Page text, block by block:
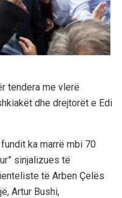
tendera me vlerë
dhe drejtorët e Edi
ka marrë mbi 70
sinjalizues të
të Arben Çelës
Artur Bushi,